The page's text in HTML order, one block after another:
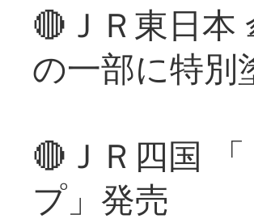
🔴ＪＲ東日本
の一部に特別
🔴ＪＲ四国
プ」発売